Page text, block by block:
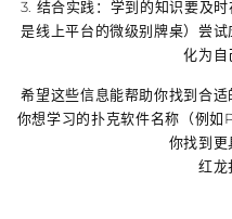
3. 结合实践：学到的知识要及
是线上平台的微级别牌桌）尝
化为自
希望这些信息能帮助你找到合
你想学习的扑克软件名称（例
你找到更
红龙